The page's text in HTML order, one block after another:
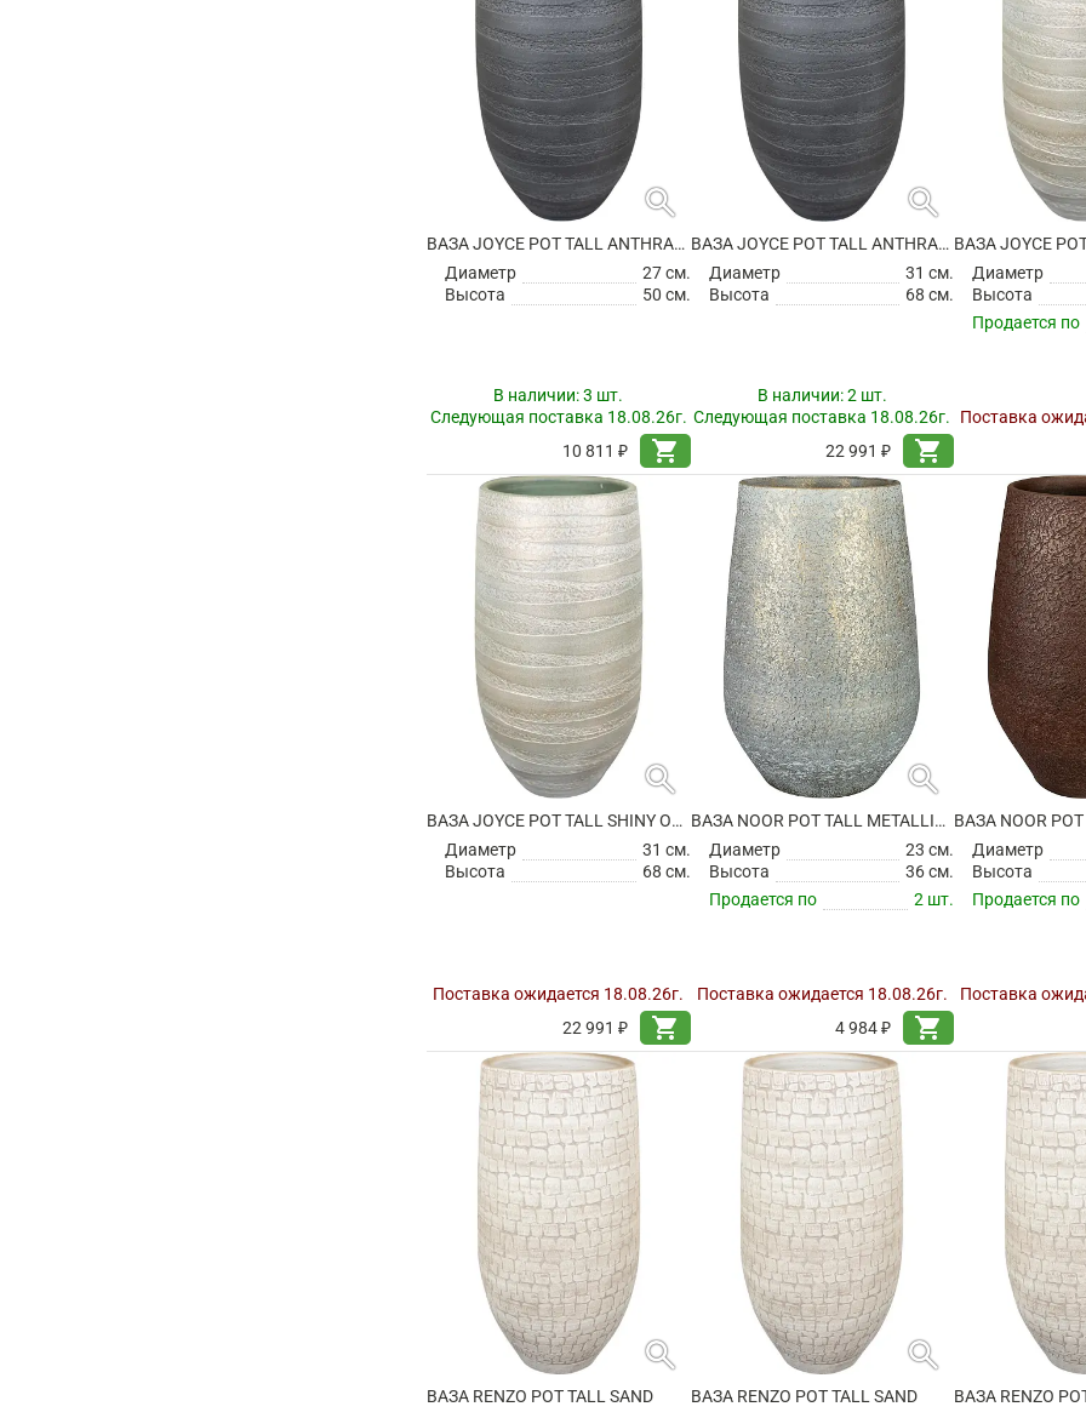
search
ВАЗА JOYCE POT TALL ANTHRACITE
Диаметр
27 см.
Высота
50 см.
В наличии:3 шт.
Следующая поставка 18.08.26г.
10 811 ₽
shopping_cart
search
ВАЗА JOYCE POT TALL ANTHRACITE
Диаметр
31 см.
Высота
68 см.
В наличии:2 шт.
Следующая поставка 18.08.26г.
22 991 ₽
shopping_cart
Диаметр
Высота
Продается по
Поставка
search
ВАЗА JOYCE POT TALL SHINY OLIVE
Диаметр
31 см.
Высота
68 см.
Поставка ожидается 18.08.26г.
22 991 ₽
shopping_cart
search
ВАЗА NOOR POT TALL METALLIC GREY
Диаметр
23 см.
Высота
36 см.
Продается по
2 шт.
Поставка ожидается 18.08.26г.
4 984 ₽
shopping_cart
Диаметр
Высота
Продается по
Поставка
search
ВАЗА RENZO POT TALL SAND
search
ВАЗА RENZO POT TALL SAND
ВАЗА RENZO